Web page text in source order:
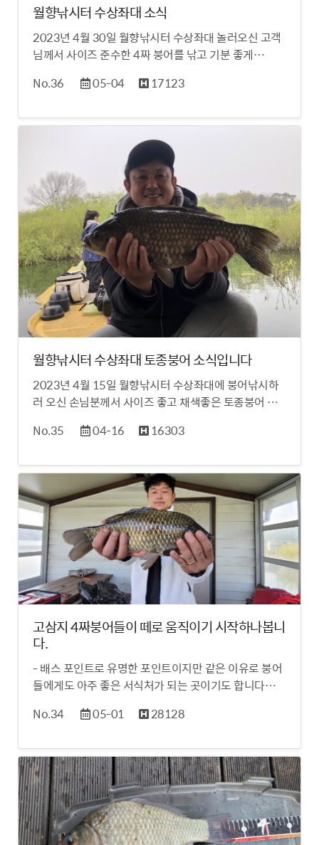
월향낚시터 수상좌대 소식
2023년 4월 30일 월향낚시터 수상좌대 놀러오신 고객
님께서 사이즈 준수한 4짜 붕어를 낚고 기분 좋게…
No.36
05-04 17123
월향낚시터 수상좌대 토종붕어 소식입니다
2023년 4월 15일 월향낚시터 수상좌대에 붕어낚시하
러 오신 손님분께서 사이즈 좋고 채색좋은 토종붕어 …
No.35
04-16 16303
고삼지 4짜붕어들이 떼로 움직이기 시작하나봅니
다.
- 배스 포인트로 유명한 포인트이지만 같은 이유로 붕어
들에게도 아주 좋은 서식처가 되는 곳이기도 합니다…
No.34
05-01 28128